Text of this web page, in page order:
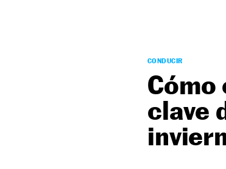
CONDUCIR
clave